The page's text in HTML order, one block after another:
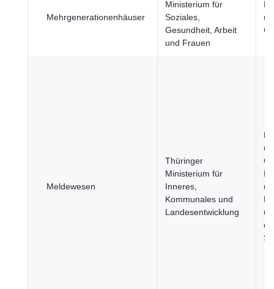
Mehrgenerationenhäuser
Ministerium für
Soziales,
Gesundheit, Arbeit
und Frauen
Meldewesen
Thüringer
Ministerium für
Inneres,
Kommunales und
Landesentwicklung